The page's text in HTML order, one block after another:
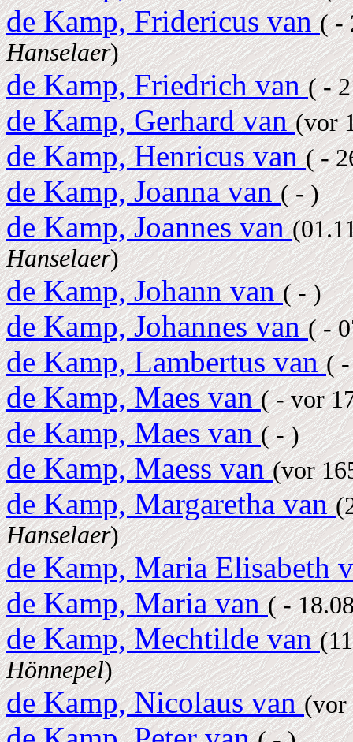
de Kamp, Fridericus van( -
Hanselaer)
de Kamp, Friedrich van( -
de Kamp, Gerhard van(vor
de Kamp, Henricus van( -
de Kamp, Joanna van( - )
de Kamp, Joannes van
Hanselaer)
de Kamp, Johann van( - )
de Kamp, Johannes van( -
de Kamp, Lambertus van(
de Kamp, Maes van( - vor
de Kamp, Maes van( - )
de Kamp, Maess van(vor
de Kamp, Margaretha van
Hanselaer)
de Kamp, Maria Elisabeth
de Kamp, Maria van( -
de Kamp, Mechtilde van
Hönnepel)
de Kamp, Nicolaus van(vor